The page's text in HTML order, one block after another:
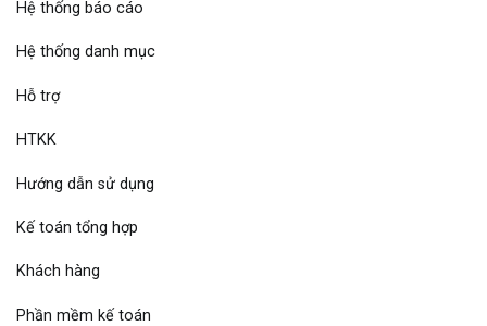
Hệ thống báo cáo
Hệ thống danh mục
Hỗ trợ
HTKK
Hướng dẫn sử dụng
Kế toán tổng hợp
Khách hàng
Phần mềm kế toán